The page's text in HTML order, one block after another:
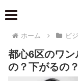
ホーム ビ
都心6区のワ
の？下がるの？